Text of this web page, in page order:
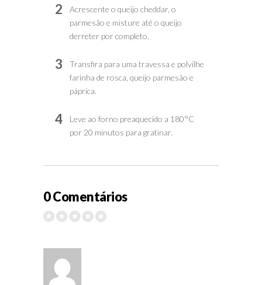
2
Acrescente o queijo cheddar, o
parmesão e misture até o queijo
derreter por completo.
3
Transfira para uma travessa e polvilhe
farinha de rosca, queijo parmesão e
páprica.
4
Leve ao forno preaquecido a 180°C
por 20 minutos para gratinar.
0 Comentários